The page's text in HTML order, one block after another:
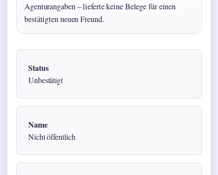
Agenturangaben – lieferte keine Belege für einen
bestätigten neuen Freund.
Status
Unbestätigt
Name
Nicht öffentlich